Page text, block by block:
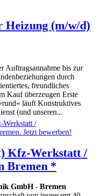
Heizung (m/w/d)
Auftragsannahme bis zur
durch
freundliches
Kauf überzeugen Erste
läuft Konstruktives
(und unseren...
Kfz-Werkstatt /
Bremen *
GmbH- Bremen